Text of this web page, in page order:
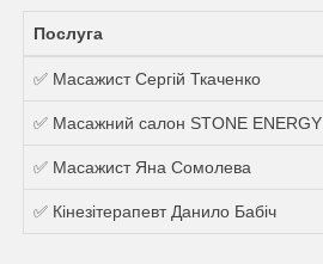
Послуга
✅ Масажист Сергій Ткаченко
✅ Масажний салон STONE ENERGY
✅ Масажист Яна Сомолева
✅ Кінезітерапевт Данило Бабіч